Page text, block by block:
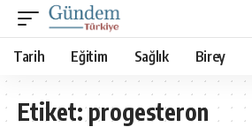
Tarih Eğitim Sağlık Birey
Etiket:progesteron